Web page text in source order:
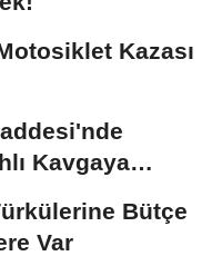
Kazası
Kavgaya
Bütçe
Var